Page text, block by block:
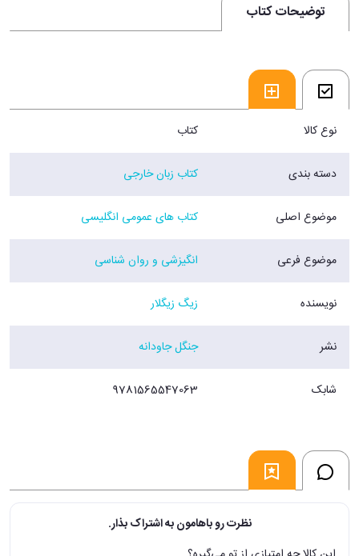
توضیحات کتاب
نوع کالا کتاب
دسته بندی کتاب زبان خارجی
موضوع اصلی کتاب های عمومی انگلیسی
موضوع فرعی انگیزشی و روان شناسی
نویسنده زیگ زیگلار
نشر جنگل جاودانه
شابک 9781565547063
نظرت رو باهامون به اشتراک بذار.